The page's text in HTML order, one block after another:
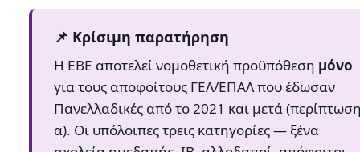
📌 Κρίσιμη παρατήρηση
Η ΕΒΕ αποτελεί νομοθετική προϋπόθεση μόνο
για τους αποφοίτους ΓΕΛ/ΕΠΑΛ που έδωσαν
Πανελλαδικές από το 2021 και μετά
α). Οι υπόλοιπες τρεις κατηγορίες — ξένα